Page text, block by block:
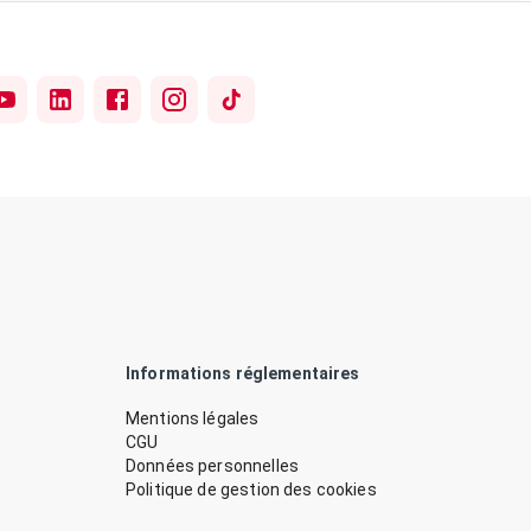
Informations réglementaires
Mentions légales
CGU
Données personnelles
Politique de gestion des cookies